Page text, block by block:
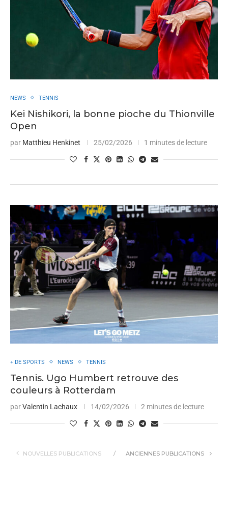
NEWS TENNIS
Kei Nishikori, la bonne pioche du Thionville
Open
par Matthieu Henkinet 25/02/2026 1 minutes de lecture
+ DE SPORTS NEWS TENNIS
Tennis. Ugo Humbert retrouve des
couleurs à Rotterdam
parValentin Lachaux 14/02/2026 2 minutes de lecture
NOUVELLES PUBLICATIONS ANCIENNES PUBLICATIONS